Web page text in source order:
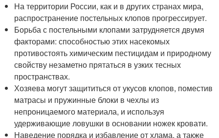
На территории России, как и в других странах мира,
распространение постельных клопов прогрессирует.
Борьба с постельными клопами затрудняется двумя
факторами: способностью этих насекомых
противостоять химическим пестицидам и природному
свойству незаметно прятаться в узких тесных
пространствах.
Хозяева могут защититься от укусов клопов, поместив
матрасы и пружинные блоки в чехлы из
непроницаемого материала, и используя
удерживающие ловушки в основании ножек кровати.
Наведение порядка и избавление от хлама, а также